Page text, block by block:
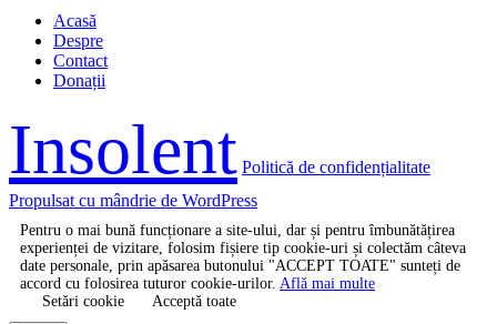
Acasă
Despre
Contact
Donații
Insolent Politică de confidențialitate
Propulsat cu mândrie de WordPress
Pentru o mai bună funcționare a site-ului, dar și pentru îmbunătățirea
experienței de vizitare, folosim fișiere tip cookie-uri și colectăm câteva
date personale, prin apăsarea butonului "ACCEPT TOATE" sunteți de
accord cu folosirea tuturor cookie-urilor. Află mai multe
Setări cookie
Acceptă toate